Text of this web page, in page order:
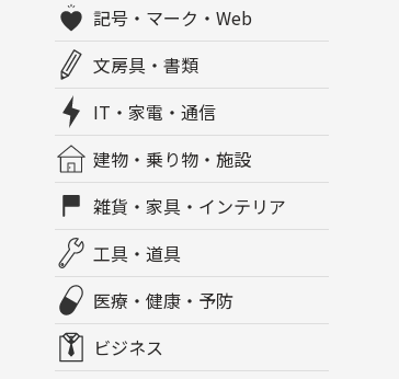
記号・マーク・Web
文房具・書類
IT・家電・通信
建物・乗り物・施設
雑貨・家具・インテリア
工具・道具
医療・健康・予防
ビジネス